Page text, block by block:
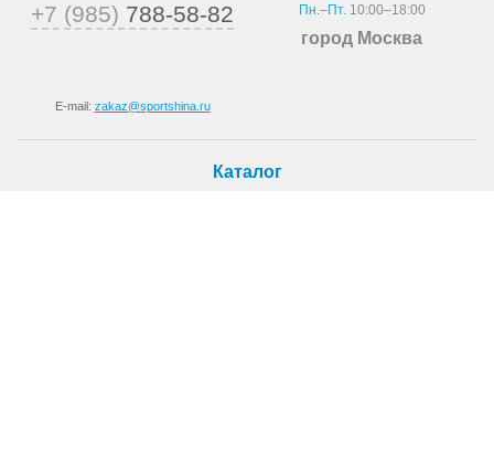
+7 (985) 788-58-82
E-mail: zakaz@sportshina.ru
Пн.–Пт.10:00–18:00
город Москва
Каталог